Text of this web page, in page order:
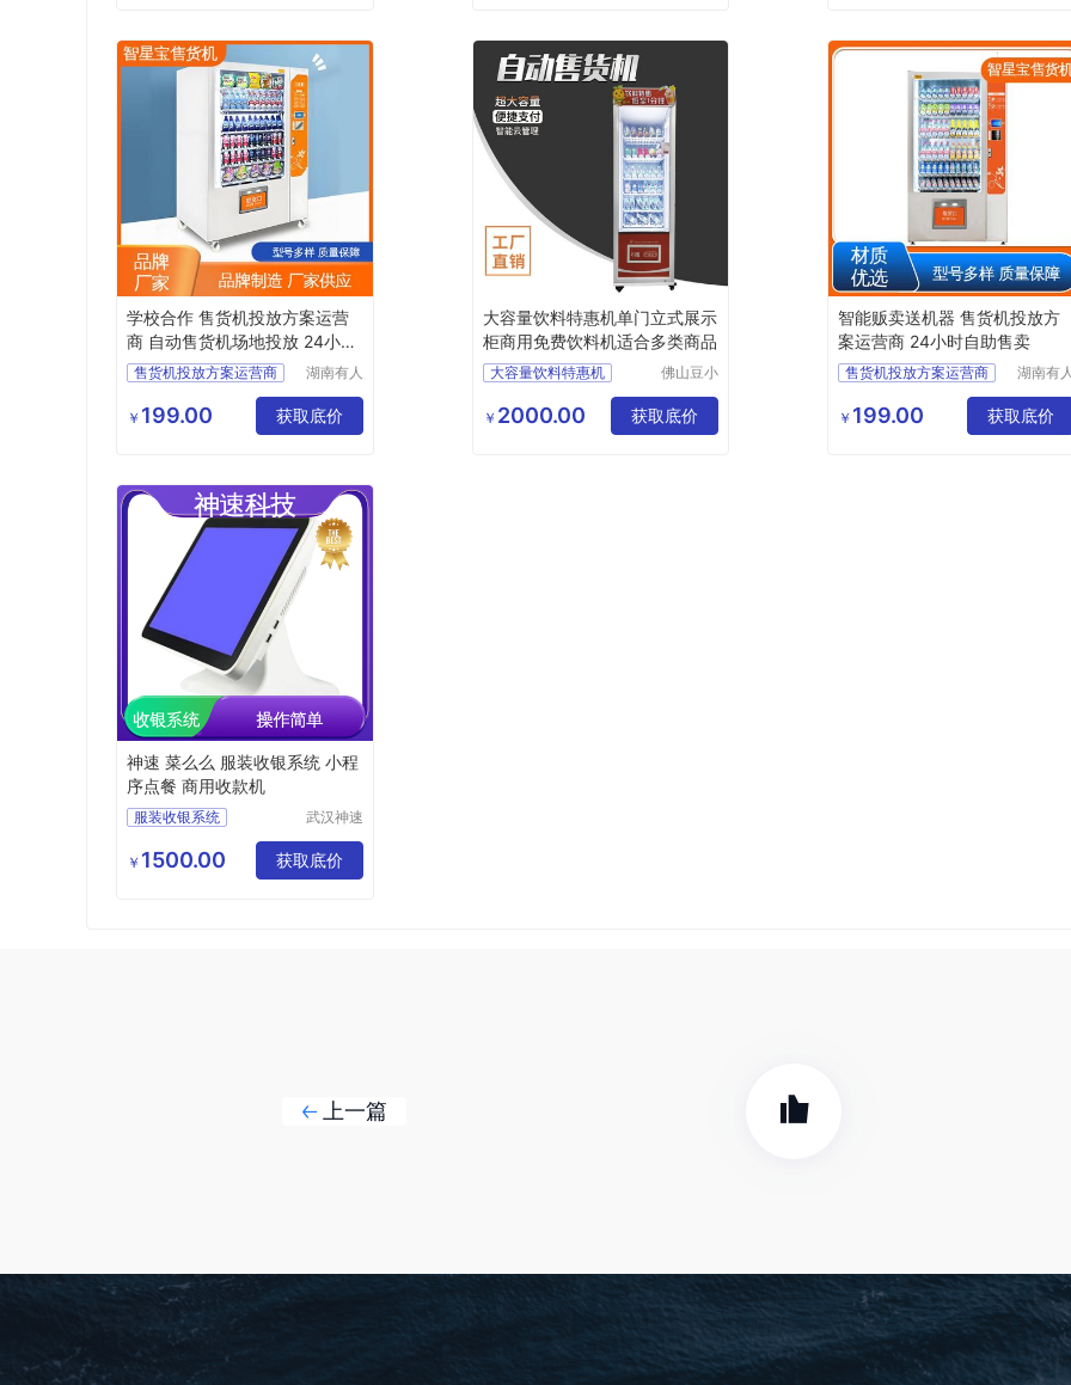
学校合作 售货机投放方案运营
商 自动售货机场地投放 24小时
自助售卖
售货机投放方案运营商
无人售货机免费投放
湖南有人
有限公司
￥ 199.00 获取底价
大容量饮料特惠机单门立式展示
柜商用免费饮料机适合多类商品
大容量饮料特惠机
商用免费饮料机
佛山豆小
货机有限
公司
￥ 2000.00 获取底价
智能贩卖送机器 售货机投放方
案运营商 24小时自助售卖
售货机投放方案运营商
自动售货机投放方案
湖南有
有限公
￥ 199.00 获取底价
神速 菜么么 服装收银系统 小程
序点餐 商用收款机
服装收银系统
哗啦啦收银系统
武汉神速
公司
￥ 1500.00 获取底价
上一篇